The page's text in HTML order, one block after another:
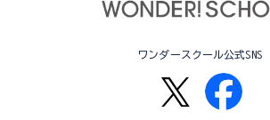
ワンダースクール公式SNS